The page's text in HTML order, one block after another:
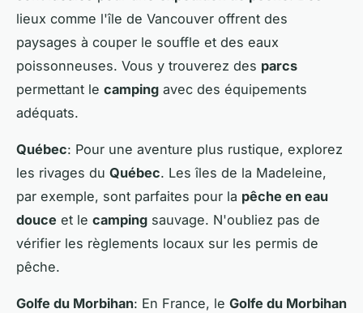
lieux comme l'île de Vancouver offrent des
paysages à couper le souffle et des eaux
poissonneuses. Vous y trouverez des parcs
permettant le camping avec des équipements
adéquats.
Québec: Pour une aventure plus rustique, explorez
les rivages du Québec. Les îles de la Madeleine,
par exemple, sont parfaites pour la pêche en eau
douce et le camping sauvage. N'oubliez pas de
vérifier les règlements locaux sur les permis de
pêche.
Golfe du Morbihan: En France, le Golfe du Morbihan